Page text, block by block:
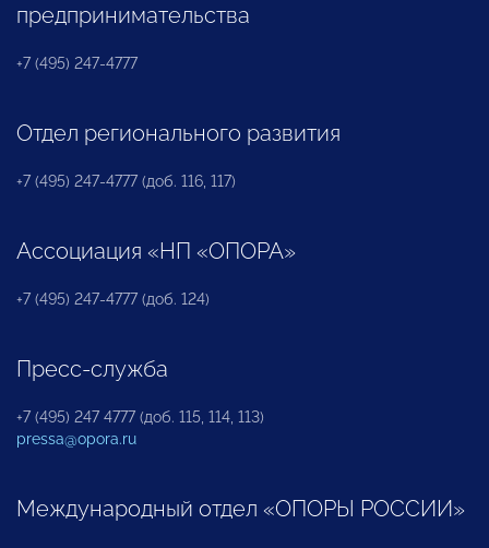
предпринимательства
+7 (495) 247-4777
Отдел регионального развития
+7 (495) 247-4777 (доб. 116, 117)
Ассоциация «НП «ОПОРА»
+7 (495) 247-4777 (доб. 124)
Пресс-служба
+7 (495) 247 4777 (доб. 115, 114, 113)
pressa@opora.ru
Международный отдел «ОПОРЫ РОССИИ»